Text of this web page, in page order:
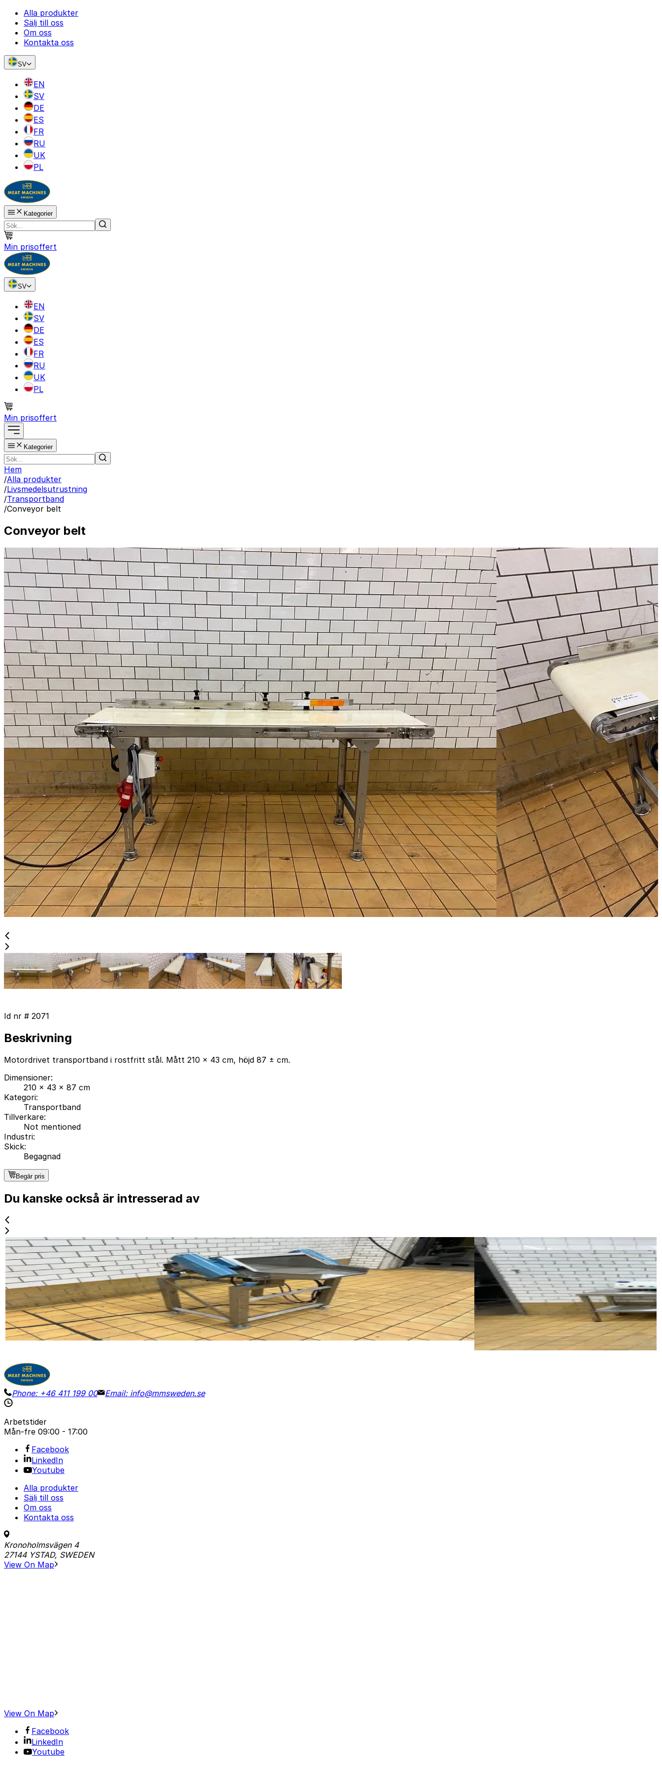
Alla produkter
Sälj till oss
Om oss
Kontakta oss
SV
EN
SV
DE
ES
FR
RU
UK
PL
Kategorier
Min prisoffert
SV
EN
SV
DE
ES
FR
RU
UK
PL
Min prisoffert
Kategorier
Hem
/Alla produkter
/Livsmedelsutrustning
/Transportband
/Conveyor belt
Conveyor belt
Id nr # 2071
Beskrivning
Motordrivet transportband i rostfritt stål. Mått 210 x 43 cm, höjd 87 ± cm.
Dimensioner:
210 x 43 x 87 cm
Kategori:
Transportband
Tillverkare:
Not mentioned
Industri:
Skick:
Begagnad
Begär pris
Du kanske också är intresserad av
Begagnad
Vibrator
ID NR2830
90 x 85 x 110 cm
Vibrator med perforerat galler. Mått för vibreringsplattan 80 x 47 cm, höjd (H ut) 85 cm. Mått L 90, B 85 cm. Höjd 110 cm.
Visa detaljer
Begär pris
Begagnad
Vibrator / Shake
ID NR2733
150 x 50 x 80 cm
Vibrator / skakmaskin med övre skakmotorer
Skakplatta: 150 x 50 cm, höjd till kant 80 cm.
Visa detaljer Begär pris
Phone: +46 411 199 00 Email: info@mmsweden.se
Arbetstider
Mån-fre 09:00 - 17:00
Facebook
LinkedIn
Youtube
Alla produkter
Sälj till oss
Om oss
Kontakta oss
Kronoholmsvägen 4
27144 YSTAD, SWEDEN
View On Map
View On Map
Facebook
LinkedIn
Youtube